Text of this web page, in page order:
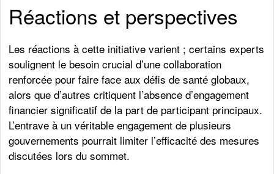
Réactions et perspectives
Les réactions à cette initiative varient ; certains experts
soulignent le besoin crucial d’une collaboration
renforcée pour faire face aux défis de santé globaux,
alors que d’autres critiquent l’absence d’engagement
financier significatif de la part de participant principaux.
L’entrave à un véritable engagement de plusieurs
gouvernements pourrait limiter l’efficacité des mesures
discutées lors du sommet.